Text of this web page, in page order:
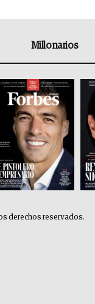
Millonarios
derechos reservados.